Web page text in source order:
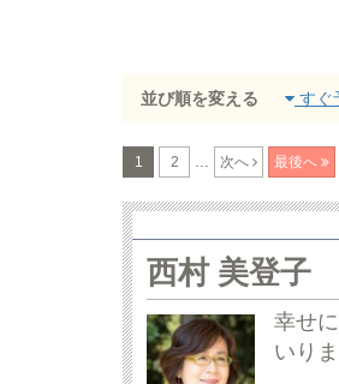
並び順を変える すぐ
1 2 次へ 最後へ
西村 美登子
幸せ
いり